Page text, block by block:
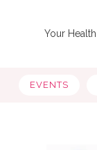
Your Health
EVENTS